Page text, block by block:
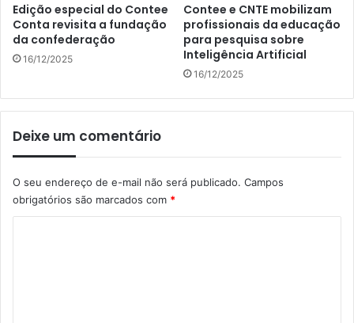
Edição especial do Contee
Conta revisita a fundação
da confederação
16/12/2025
Contee e CNTE mobilizam
profissionais da educação
para pesquisa sobre
Inteligência Artificial
16/12/2025
Deixe um comentário
O seu endereço de e-mail não será publicado. Campos
obrigatórios são marcados com *